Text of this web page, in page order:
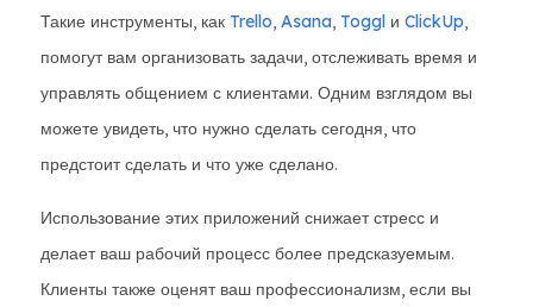
Такие инструменты, как Trello, Asana, Toggl и ClickUp,
помогут вам организовать задачи, отслеживать время и
управлять общением с клиентами. Одним взглядом вы
можете увидеть, что нужно сделать сегодня, что
предстоит сделать и что уже сделано.
Использование этих приложений снижает стресс и
делает ваш рабочий процесс более предсказуемым.
Клиенты также оценят ваш профессионализм, если вы